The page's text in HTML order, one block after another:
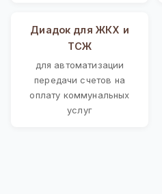
Диадок для ЖКХ и
ТСЖ
для автоматизации
передачи счетов на
оплату коммунальных
услуг